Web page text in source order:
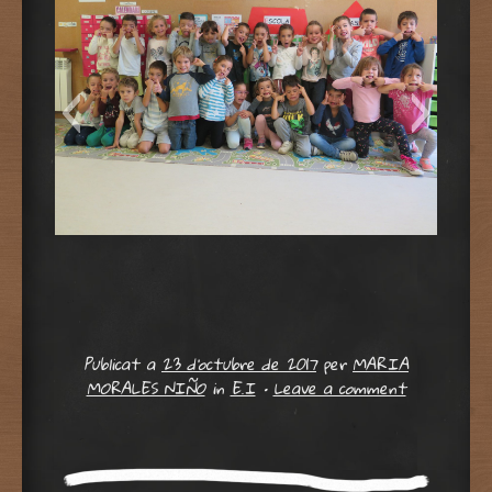
Publicat a23 d'octubre de 2017perMARIA
MORALES NIÑO inE.I •Leave a comment